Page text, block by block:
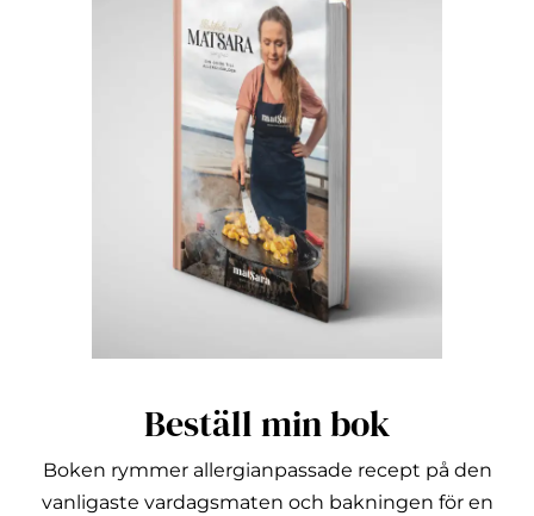
Beställ min bok
Boken rymmer allergianpassade recept på den
vanligaste vardagsmaten och bakningen för en